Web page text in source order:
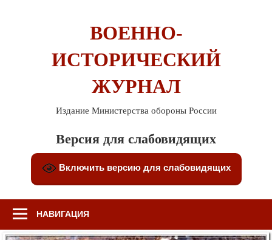
ВОЕННО-
ИСТОРИЧЕСКИЙ
ЖУРНАЛ
Издание Министерства обороны России
Версия для слабовидящих
Включить версию для слабовидящих
НАВИГАЦИЯ